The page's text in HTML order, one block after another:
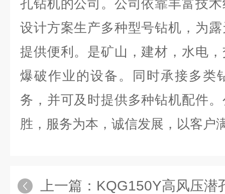
孔钻机的公司。公司依靠丰富技
设计方案生产多种型号钻机，为
提供便利。是矿山，建材，水电
爆破作业的设备。同时承接多类
务，并可及时提供多种钻机配件
胜，服务为本，诚信发展，以客户
上一篇： KQG150Y高风压潜